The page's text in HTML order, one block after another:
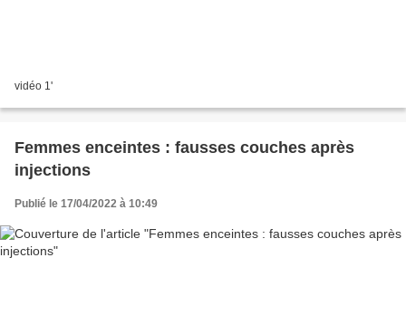
vidéo 1'
Femmes enceintes : fausses couches après
injections
Publié le 17/04/2022 à 10:49